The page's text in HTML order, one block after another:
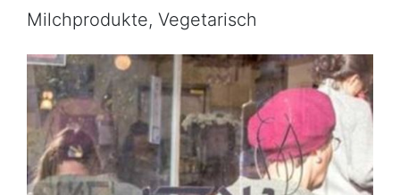
Milchprodukte, Vegetarisch